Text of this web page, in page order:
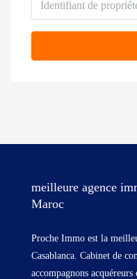
meilleure agence
Maroc
Proche Immo est la
Casablanca. Cabinet de
accompagnons